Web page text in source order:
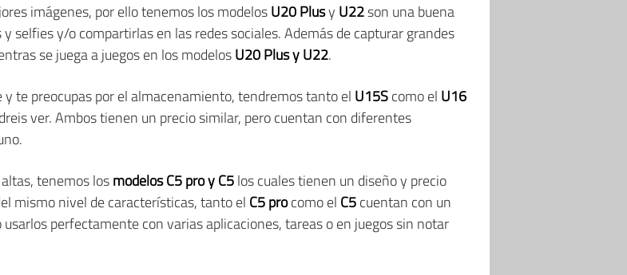
imágenes, por ello tenemos los modelosU20 Plusy U22son una buena
selfies y/o compartirlas en las redes sociales. Además de capturar grandes
se juega a juegos en los modelosU20 Plus y U22.
te preocupas por el almacenamiento, tendremos tanto el U15Scomo el U16
ver. Ambos tienen un precio similar, pero cuentan con diferentes
tenemos losmodelos C5 pro y C5los cuales tienen un diseño y precio
mismo nivel de características, tanto el C5 procomo el C5cuentan con un
perfectamente con varias aplicaciones, tareas o en juegos sin notar